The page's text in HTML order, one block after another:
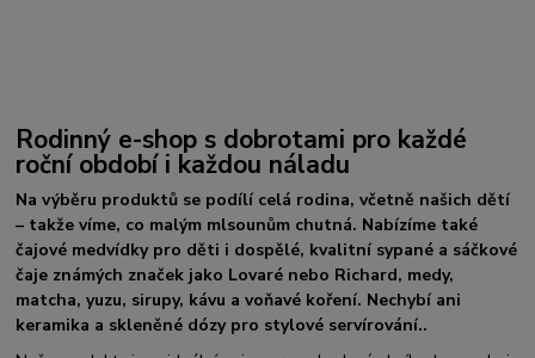
Rodinný e-shop s dobrotami pro každé
roční období i každou náladu
Na výběru produktů se podílí celá rodina, včetně našich dětí
– takže víme, co malým mlsounům chutná. Nabízíme také
čajové medvídky pro děti i dospělé, kvalitní sypané a sáčkové
čaje známých značek jako Lovaré nebo Richard, medy,
matcha, yuzu, sirupy, kávu a voňavé koření. Nechybí ani
keramika a skleněné dózy pro stylové servírování..